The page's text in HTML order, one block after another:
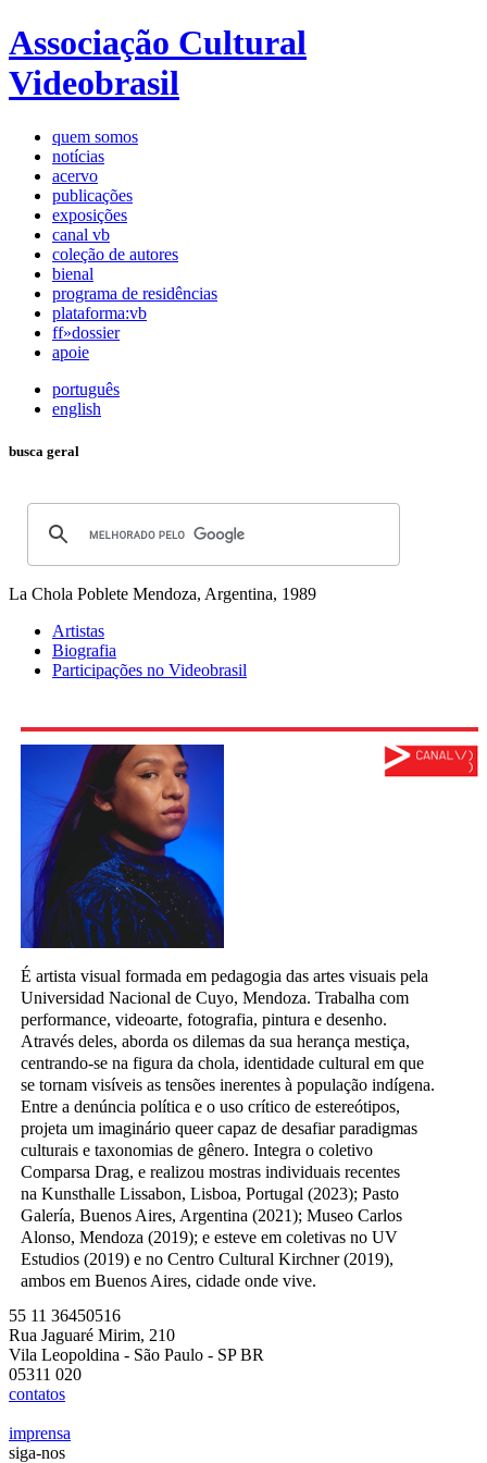
Associação Cultural
Videobrasil
quem somos
notícias
acervo
publicações
exposições
canal vb
coleção de autores
bienal
programa de residências
plataforma:vb
ff»dossier
apoie
português
english
busca geral
La Chola Poblete Mendoza, Argentina, 1989
Artistas
Biografia
Participações no Videobrasil
É artista visual formada em pedagogia das artes visuais pela
Universidad Nacional de Cuyo, Mendoza. Trabalha com
performance, videoarte, fotografia, pintura e desenho.
Através deles, aborda os dilemas da sua herança mestiça,
centrando-se na figura da chola, identidade cultural em que
se tornam visíveis as tensões inerentes à população indígena.
Entre a denúncia política e o uso crítico de estereótipos,
projeta um imaginário queer capaz de desafiar paradigmas
culturais e taxonomias de gênero. Integra o coletivo
Comparsa Drag, e realizou mostras individuais recentes
na Kunsthalle Lissabon, Lisboa, Portugal (2023); Pasto
Galería, Buenos Aires, Argentina (2021); Museo Carlos
Alonso, Mendoza (2019); e esteve em coletivas no UV
Estudios (2019) e no Centro Cultural Kirchner (2019),
ambos em Buenos Aires, cidade onde vive.
55 11 36450516
Rua Jaguaré Mirim, 210
Vila Leopoldina - São Paulo - SP BR
05311 020
contatos
imprensa
siga-nos